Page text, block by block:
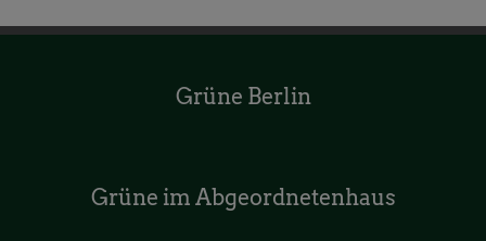
Grüne Berlin
Grüne im Abgeordnetenhaus